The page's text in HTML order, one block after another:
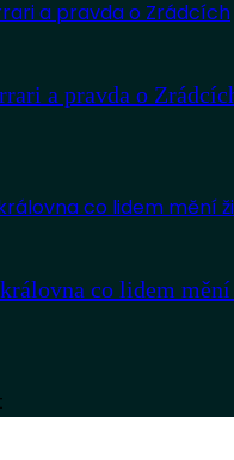
a pravda o
co lidem